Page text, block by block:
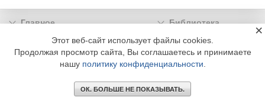
Главное
Библиотека
Подписка
Реклама
Информация
© 2002 - 2026 OOO Издательский дом «МЕДИА ТЕХНОЛОДЖИ» +7 (495) 665-00-
Этот веб-сайт использует файлы cookies.
Продолжая просмотр сайта, Вы соглашаетесь и принимаете
нашу политику конфиденциальности
ОК. БОЛЬШЕ НЕ ПОКАЗЫВАТЬ.
×